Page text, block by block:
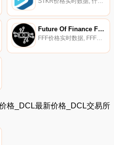
Future Of Finance Fund
FFF价格实时数据, FFF是一个由五个成员组成的元指数,为目前存在的两种最大的加密资产提供了重大敞口（以20%的WETH和20%的WBTC的形式）,同时也接受了被动管理的敞口：一个高度集中的、大盘股去中心化的金融指数（DEFI5）,一个涵盖重要以太坊协议的中大盘股指数（CC10）.
格_DCL最新价格_DCL交易所